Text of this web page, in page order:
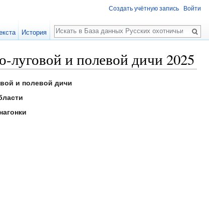
луговой и полевой дичи 2025
и полевой дичи
Создать учётную запись Войти
История
Поиск